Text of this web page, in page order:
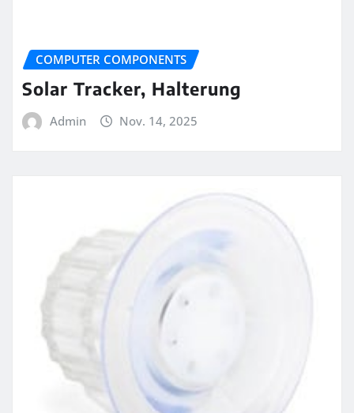
COMPUTER COMPONENTS
Solar Tracker, Halterung
Admin Nov. 14, 2025